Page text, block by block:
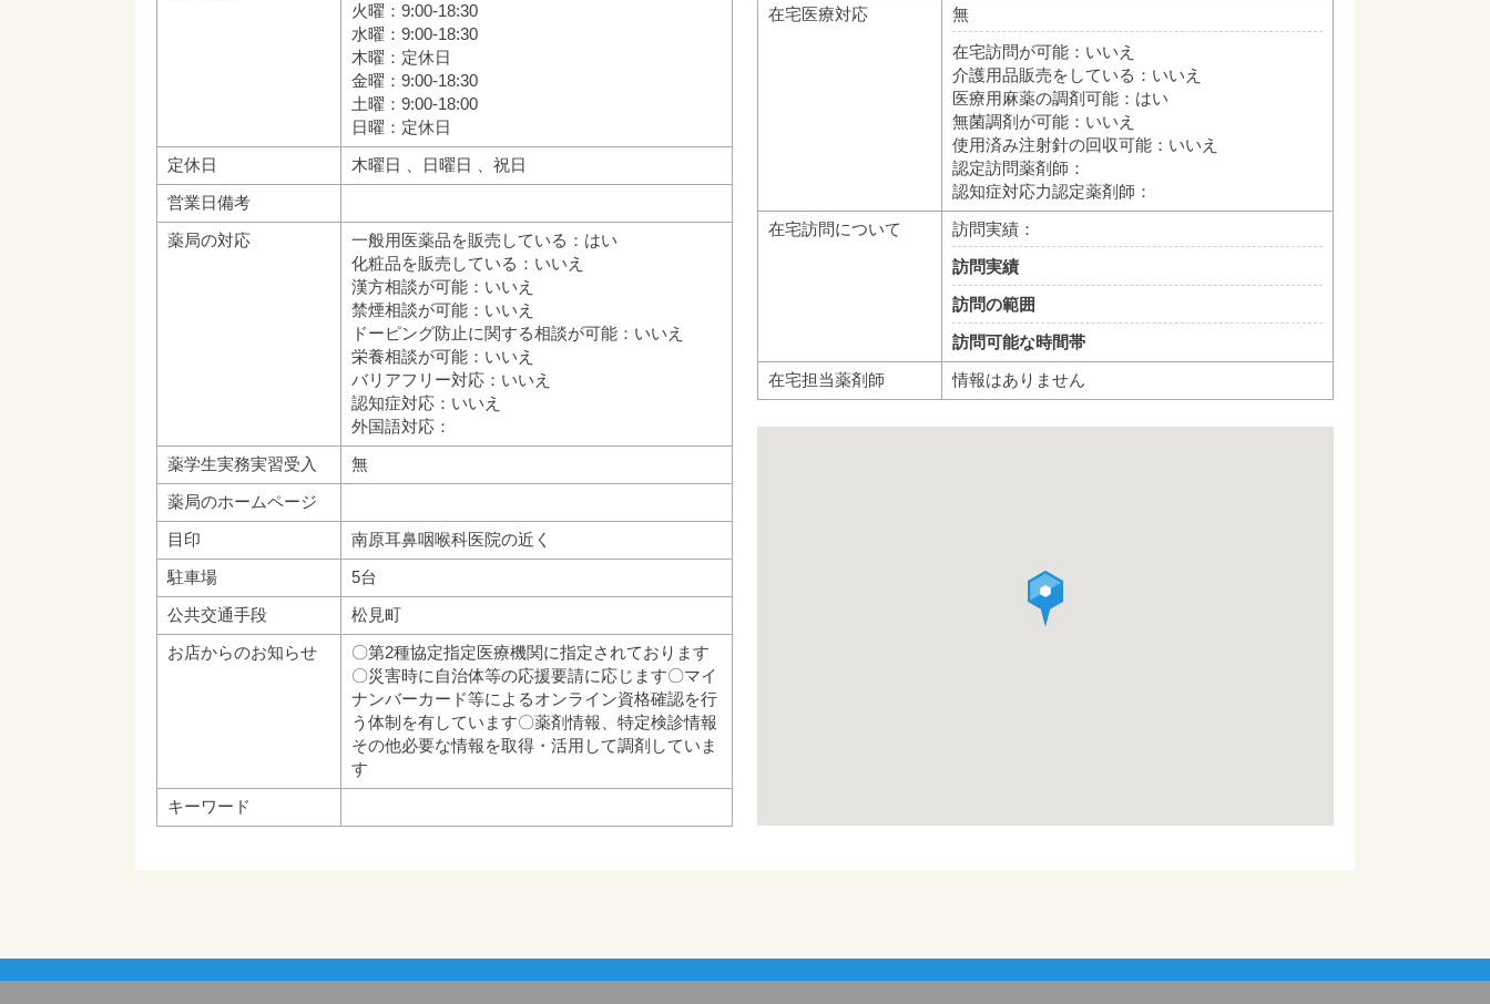
火曜：9:00-18:30
水曜：9:00-18:30
木曜：定休日
金曜：9:00-18:30
土曜：9:00-18:00
日曜：定休日
定休日
木曜日 、日曜日 、祝日
営業日備考
薬局の対応
一般用医薬品を販売している：はい
化粧品を販売している：いいえ
漢方相談が可能：いいえ
禁煙相談が可能：いいえ
ドーピング防止に関する相談が可能：いいえ
栄養相談が可能：いいえ
バリアフリー対応：いいえ
認知症対応：いいえ
外国語対応：
薬学生実務実習受入
無
薬局のホームページ
目印
南原耳鼻咽喉科医院の近く
駐車場
5台
公共交通手段
松見町
お店からのお知らせ
〇第2種協定指定医療機関に指定されております
〇災害時に自治体等の応援要請に応じます〇マイ
ナンバーカード等によるオンライン資格確認を行
う体制を有しています〇薬剤情報、特定検診情報
その他必要な情報を取得・活用して調剤していま
す
キーワード
在宅医療対応
無
在宅訪問が可能：いいえ
介護用品販売をしている：いいえ
医療用麻薬の調剤可能：はい
無菌調剤が可能：いいえ
使用済み注射針の回収可能：いいえ
認定訪問薬剤師：
認知症対応力認定薬剤師：
在宅訪問について
訪問実績：
訪問実績
訪問の範囲
訪問可能な時間帯
在宅担当薬剤師
情報はありません